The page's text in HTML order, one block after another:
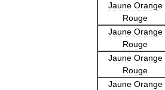
Jaune Orange
Rouge
Jaune Orange
Rouge
Jaune Orange
Rouge
Jaune Orange